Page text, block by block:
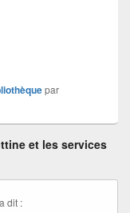
par
et les services
a dit :